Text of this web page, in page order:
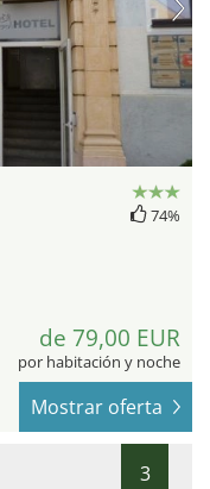
74%
de 79,00 EUR
por habitación y noche
Mostrar oferta
3